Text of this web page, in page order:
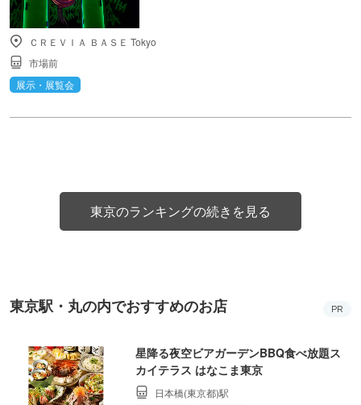
ＣＲＥＶＩＡ ＢＡＳＥ Tokyo
市場前
展示・展覧会
東京のランキングの続きを見る
東京駅・丸の内でおすすめのお店 PR
星降る夜空ビアガーデンBBQ食べ放題ス
カイテラス はなこま東京
日本橋(東京都)駅